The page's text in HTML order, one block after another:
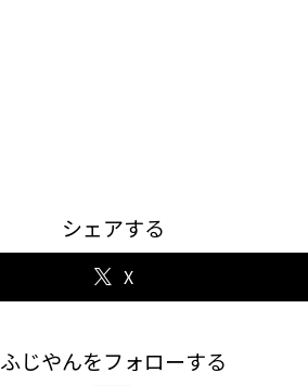
シェアする
X
ふじやんをフォローする